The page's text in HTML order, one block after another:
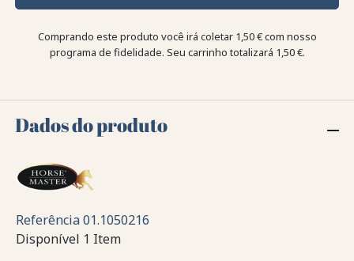
Comprando este produto você irá coletar 1,50 €com nosso
programa de fidelidade. Seu carrinho totalizará 1,50 €.
Dados do produto
Referência01.1050216
Disponível 1 Item